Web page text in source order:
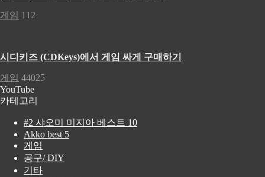
게임 112
시디키즈 (CDKeys)에서 게임 싸게 구매하기
게임 44025
YouTube
카테고리
#2 샤오미 미지아 베스트 10
Akko best 5
게임
공구/ DIY
기타